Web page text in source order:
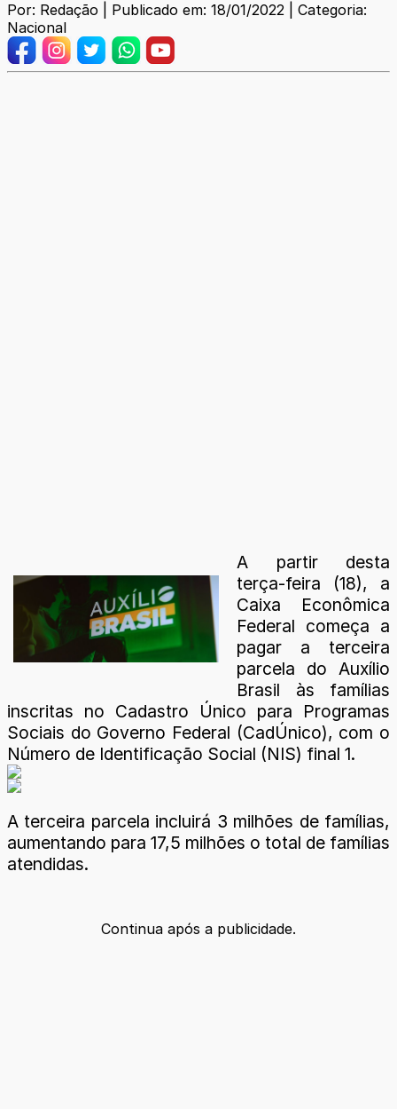
Por: Redação | Publicado em: 18/01/2022 | Categoria:
Nacional
A partir desta
terça-feira (18), a
Caixa Econômica
Federal começa a
pagar a terceira
parcela do Auxílio
Brasil às famílias
inscritas no Cadastro Único para Programas
Sociais do Governo Federal (CadÚnico), com o
Número de Identificação Social (NIS) final 1.
A terceira parcela incluirá 3 milhões de famílias,
aumentando para 17,5 milhões o total de famílias
atendidas.
Continua após a publicidade.